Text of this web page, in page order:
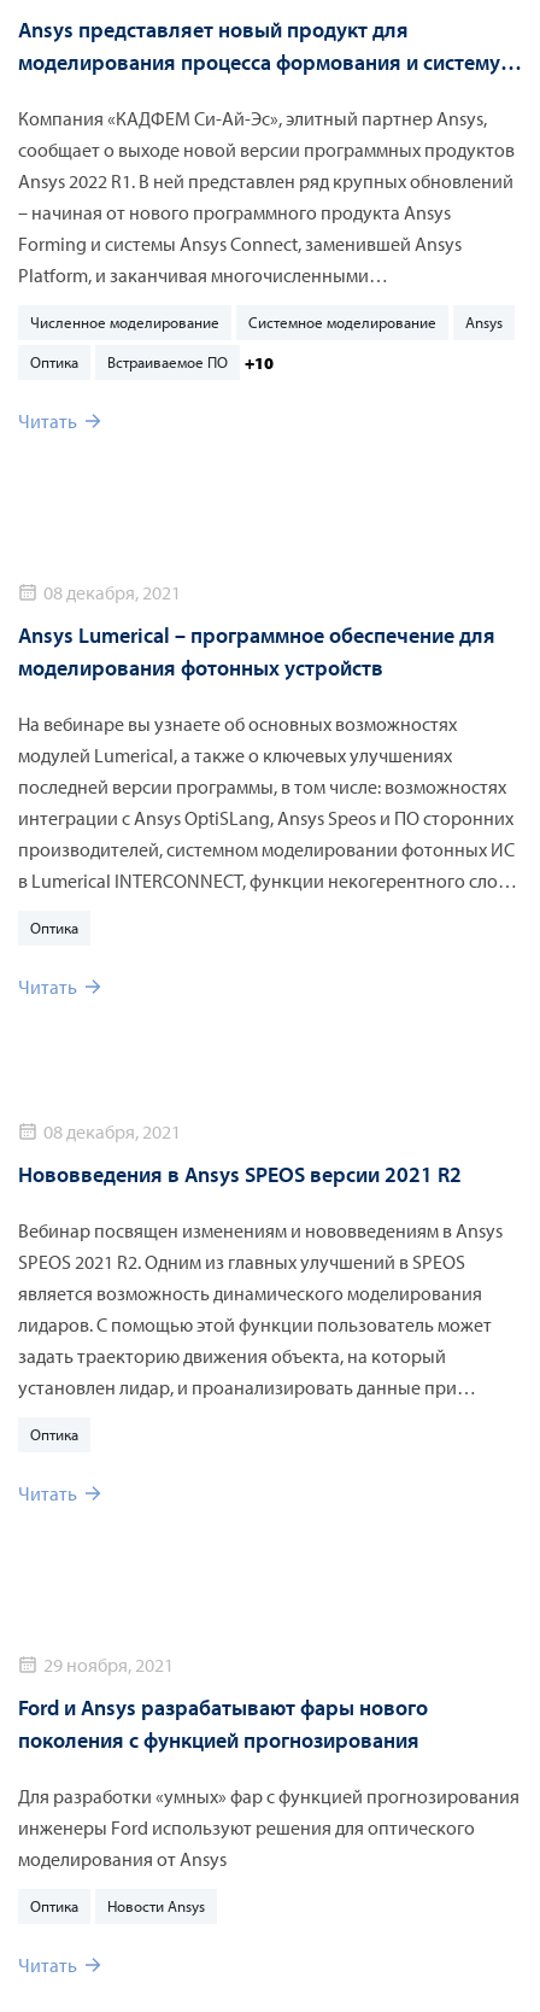
Ansys представляет новый продукт для
моделирования процесса формования и систему
Компания «КАДФЕМ Си-Ай-Эс», элитный партнер Ansys,
сообщает о выходе новой версии программных продуктов
Ansys 2022 R1. В ней представлен ряд крупных обновлений
– начиная от нового программного продукта Ansys
Forming и системы Ansys Connect, заменившей Ansys
Platform, и заканчивая многочисленными
функциями, появившимися в существующих решениях.
Численное моделирование Системное моделирование Ansys
Оптика Встраиваемое ПО +10
Читать
08 декабря, 2021
Ansys Lumerical – программное обеспечение для
моделирования фотонных устройств
На вебинаре вы узнаете об основных возможностях
модулей Lumerical, а также о ключевых улучшениях
последней версии программы, в том числе: возможностях
интеграции с Ansys OptiSLang, Ansys Speos и ПО сторонних
производителей, системном моделировании фотонных ИС
в Lumerical INTERCONNECT, функции некогерентного слоя
моделей в Lumerical CML Compiler.
Оптика
Читать
08 декабря, 2021
Нововведения в Ansys SPEOS версии 2021 R2
Вебинар посвящен изменениям и нововведениям в Ansys
SPEOS 2021 R2. Одним из главных улучшений в SPEOS
является возможность динамического моделирования
лидаров. С помощью этой функции пользователь может
задать траекторию движения объекта, на который
установлен лидар, и проанализировать данные при
оптической моделью и повышают продуктивность работы.
Оптика
Читать
29 ноября, 2021
Ford и Ansys разрабатывают фары нового
поколения с функцией прогнозирования
Для разработки «умных» фар с функцией прогнозирования
инженеры Ford используют решения для оптического
моделирования от Ansys
Оптика Новости Ansys
Читать